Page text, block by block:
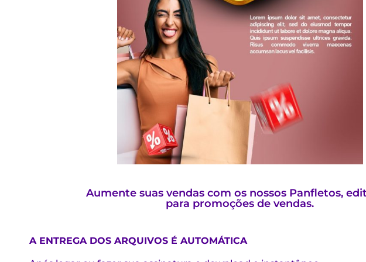
Aumente suas vendas com os nossos Panfletos,
para promoções de vendas.
A ENTREGA DOS ARQUIVOS É AUTOMÁTICA